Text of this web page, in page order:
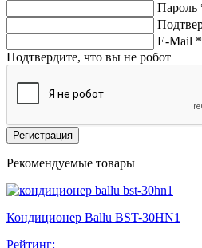
Пароль
E-Mail *
Подтвердите, что вы не робот
Регистрация
Рекомендуемые товары
Кондиционер Ballu BST-30HN1
Рейтинг: